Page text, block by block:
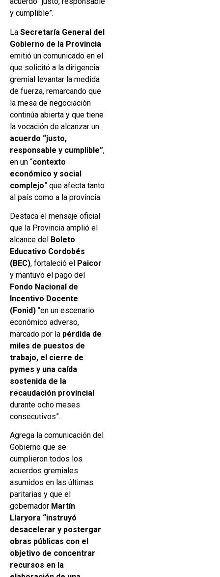
y cumplible”.
La Secretaría General del
Gobierno de la Provincia
emitió un comunicado en el
que solicitó a la dirigencia
gremial levantar la medida
de fuerza, remarcando que
la mesa de negociación
continúa abierta y que tiene
la vocación de alcanzar un
acuerdo “justo,
responsable y cumplible”,
en un “contexto
económico y social
complejo” que afecta tanto
al país como a la provincia.
Destaca el mensaje oficial
que la Provincia amplió el
alcance del Boleto
Educativo Cordobés
(BEC), fortaleció el Paicor
y mantuvo el pago del
Fondo Nacional de
Incentivo Docente
(Fonid) “en un escenario
económico adverso,
marcado por la pérdida de
miles de puestos de
trabajo, el cierre de
pymes y una caída
sostenida de la
recaudación provincial
durante ocho meses
consecutivos”.
Agrega la comunicación del
Gobierno que se
cumplieron todos los
acuerdos gremiales
asumidos en las últimas
paritarias y que el
gobernador Martín
Llaryora “instruyó
desacelerar y postergar
obras públicas con el
objetivo de concentrar
recursos en la